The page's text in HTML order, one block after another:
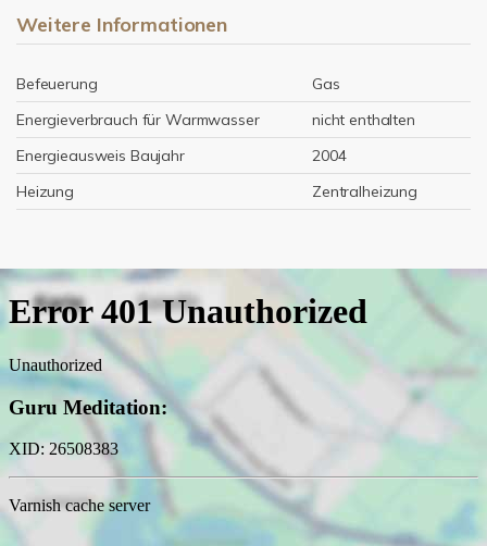
Weitere Informationen
Befeuerung
Gas
Energieverbrauch für Warmwasser
nicht enthalten
Energieausweis Baujahr
2004
Heizung
Zentralheizung